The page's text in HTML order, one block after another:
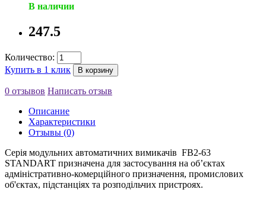
В наличии
247.5
Количество:
Купить в 1 клик
В корзину
0 отзывов Написать отзыв
Описание
Характеристики
Отзывы (0)
Серія модульних автоматичних вимикачів FB2-63
STANDART призначена для застосування на об’єктах
адміністративно-комерційного призначення, промислових
об'єктах, підстанціях та розподільчих пристроях.